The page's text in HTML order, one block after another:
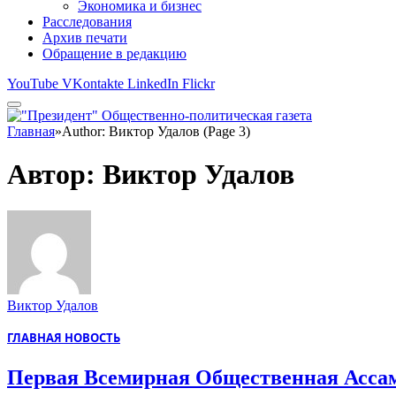
Экономика и бизнес
Расследования
Архив печати
Обращение в редакцию
YouTube VKontakte LinkedIn Flickr
Главная»Author: Виктор Удалов (Page 3)
Автор: Виктор Удалов
Виктор Удалов
ГЛАВНАЯ НОВОСТЬ
Первая Всемирная Общественная